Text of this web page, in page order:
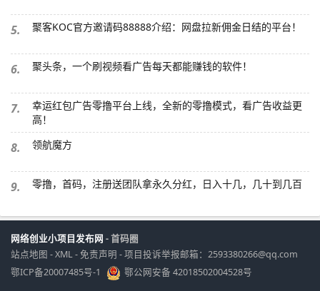
5. 聚客KOC官方邀请码88888介绍：网盘拉新佣金日结的平台！
6. 聚头条，一个刷视频看广告每天都能赚钱的软件！
7.
幸运红包广告零撸平台上线，全新的零撸模式，看广告收益更
高！
8. 领航魔方
9. 零撸，首码，注册送团队拿永久分红，日入十几，几十到几百
网络创业小项目发布网 - 首码圈
站点地图 -XML-免责声明 -项目投诉举报邮箱：2593380266@qq.com
鄂ICP备20007485号-1
鄂公网安备 42018502004528号